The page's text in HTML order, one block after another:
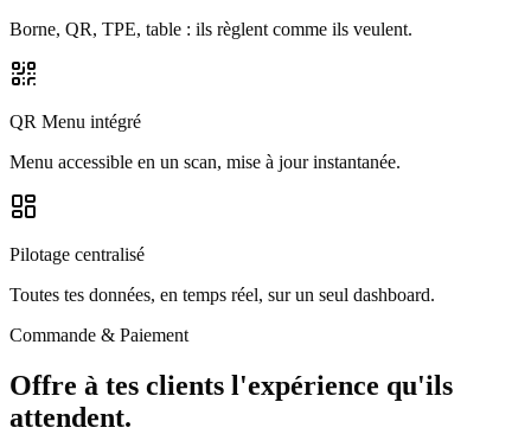
Borne, QR, TPE, table : ils règlent comme ils veulent.
QR Menu intégré
Menu accessible en un scan, mise à jour instantanée.
Pilotage centralisé
Toutes tes données, en temps réel, sur un seul dashboard.
Commande & Paiement
Offre à tes clients l'expérience qu'ils
attendent.